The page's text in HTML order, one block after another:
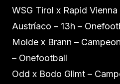
WSG Tirol x Rapid
Austríaco – 13h –
Molde x Brann –
– Onefootball
Odd x Bodo Glimt –